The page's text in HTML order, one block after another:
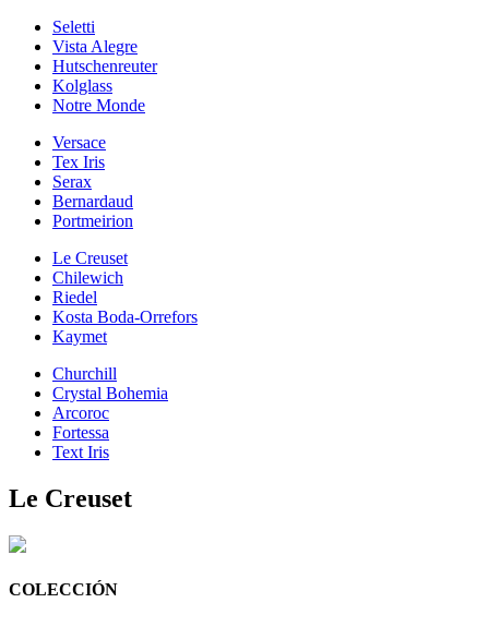
Seletti
Vista Alegre
Hutschenreuter
Kolglass
Notre Monde
Versace
Tex Iris
Serax
Bernardaud
Portmeirion
Le Creuset
Chilewich
Riedel
Kosta Boda-Orrefors
Kaymet
Churchill
Crystal Bohemia
Arcoroc
Fortessa
Text Iris
Le Creuset
COLECCIÓN